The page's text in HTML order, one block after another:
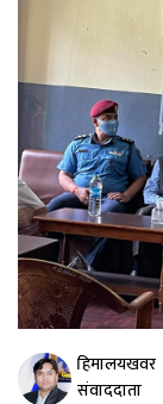
हिमालयखवर
संवाददाता